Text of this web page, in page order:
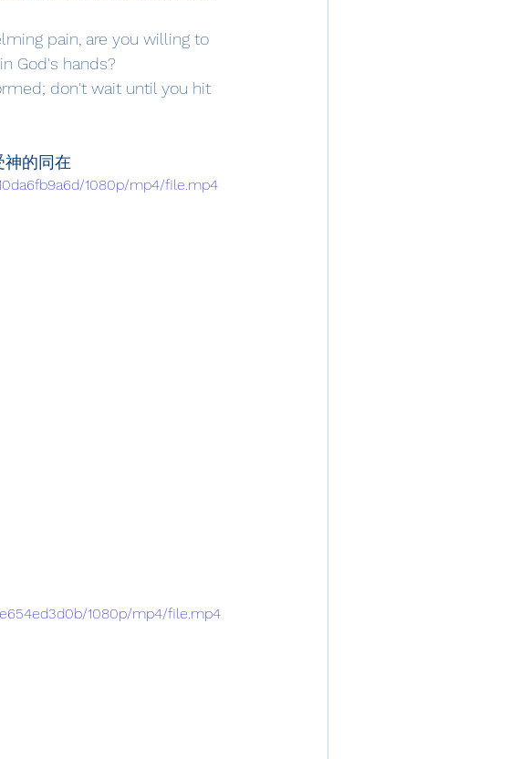
pain, are you willing to
God's hands?
don't wait until you hit
神的同在
1080p/mp4/file.mp4
1080p/mp4/file.mp4